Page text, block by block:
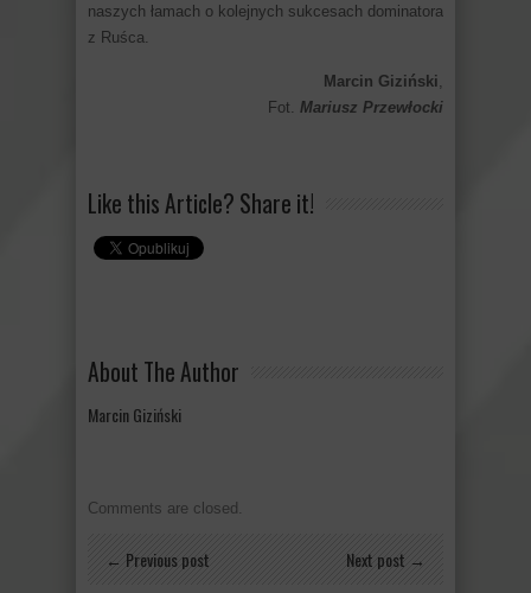
naszych łamach o kolejnych sukcesach dominatora
z Ruśca.
Marcin Giziński
Fot. Mariusz Przewłocki
Like this Article? Share it!
About The Author
Marcin Giziński
Comments are closed.
← Previous post Next post →